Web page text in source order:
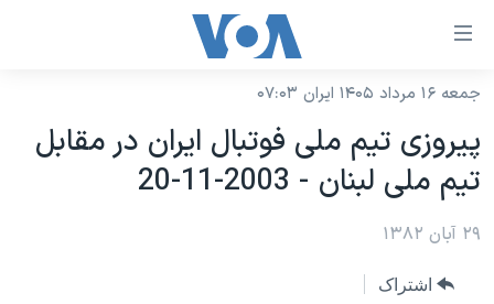
لینکهای
دسترسی
جهش
به
محتوای
اصلی
جهش
نسخه سبک وب‌سایت
موضوع ها
ایران
آمریکا
برنامه های تلویزیونی
جدول برنامه ها
جمعه ۱۶ مرداد ۱۴۰۵ ایران ۰۷:۰۳
پيروزی تيم ملی فوتبال ايران در مقابل
تيم ملی لبنان - 2003-11-20
۲۹ آبان ۱۳۸۲
اشتراک